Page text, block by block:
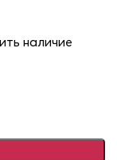
наличие